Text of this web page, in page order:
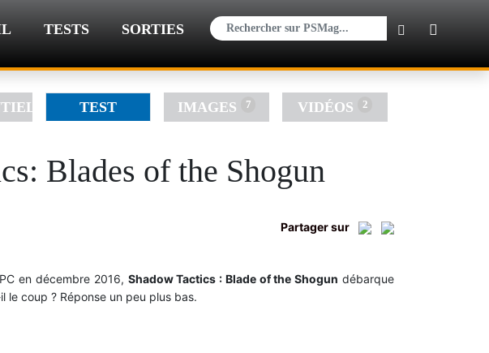
×
TESTS SORTIES
TEST IMAGES 7 VIDÉOS 2
Blades of the Shogun
Partager sur
en décembre 2016, Shadow Tactics : Blade of the Shogun débarque
le coup ? Réponse un peu plus bas.